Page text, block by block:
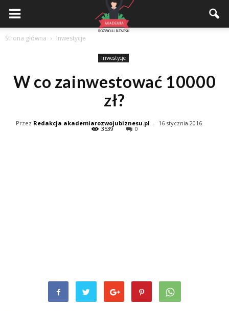
Akademiarozwojubiznesu.pl
Strona główna Inwestycje
Inwestycje
W co zainwestować 10000
zł?
Przez Redakcja akademiarozwojubiznesu.pl - 16 stycznia 2016
3539 0